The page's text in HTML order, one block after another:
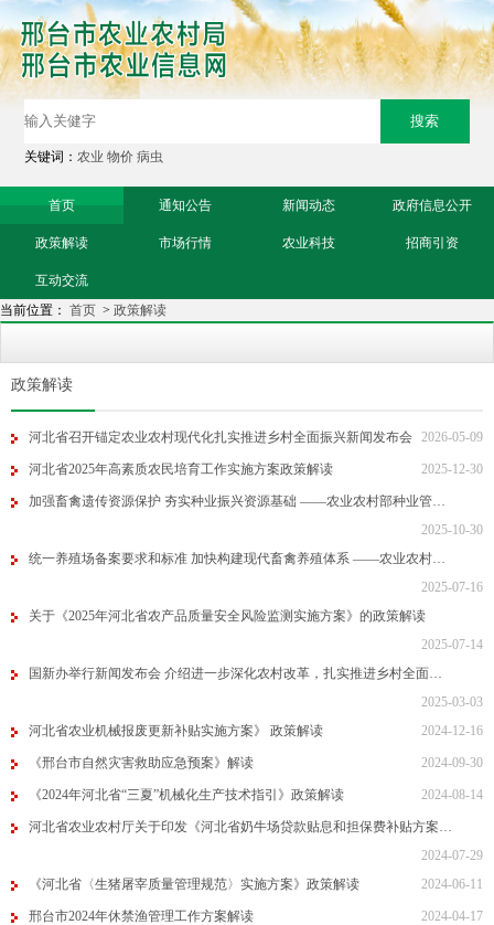
关键词：农业 物价 病虫
首页 通知公告 新闻动态 政府信息公开
政策解读 市场行情 农业科技 招商引资
互动交流
当前位置： 首页 > 政策解读
政策解读
河北省召开锚定农业农村现代化扎实推进乡村全面振兴新闻发布会 2026-05-09
河北省2025年高素质农民培育工作实施方案政策解读 2025-12-30
加强畜禽遗传资源保护 夯实种业振兴资源基础 ——农业农村部种业管…
2025-10-30
统一养殖场备案要求和标准 加快构建现代畜禽养殖体系 ——农业农村…
2025-07-16
关于《2025年河北省农产品质量安全风险监测实施方案》的政策解读
2025-07-14
国新办举行新闻发布会 介绍进一步深化农村改革，扎实推进乡村全面…
2025-03-03
河北省农业机械报废更新补贴实施方案》 政策解读
2024-12-16
《邢台市自然灾害救助应急预案》解读 2024-09-30
《2024年河北省“三夏”机械化生产技术指引》政策解读 2024-08-14
河北省农业农村厅关于印发《河北省奶牛场贷款贴息和担保费补贴方案…
2024-07-29
《河北省〈生猪屠宰质量管理规范〉实施方案》政策解读
2024-06-11
邢台市2024年休禁渔管理工作方案解读
2024-04-17